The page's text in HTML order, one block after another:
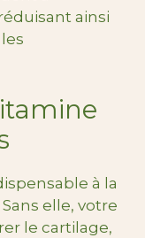
ainsi
à la
elle, votre
le cartilage,